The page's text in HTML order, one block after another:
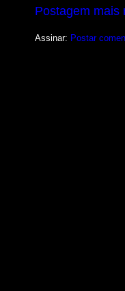
Postagem mais
Assinar: Postar